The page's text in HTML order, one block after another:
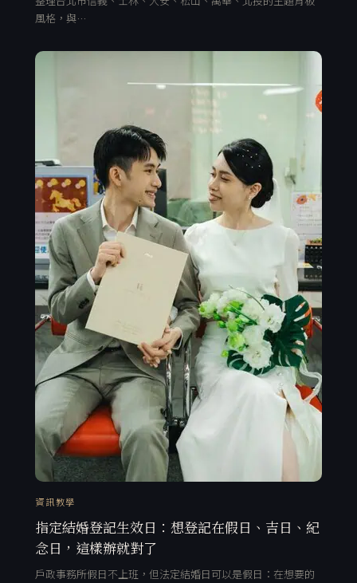
風格，與…
資訊教學
指定結婚登記生效日：想登記在假日、吉日、紀
念日，這樣辦就對了
戶政事務所假日不上班，但法定結婚日可以是假日：在想要的